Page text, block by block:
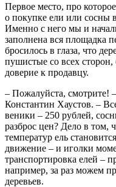
Первое место, про
о покупке ели или сосны
Именно с него мы и
заполнена вся площадка
бросилось в глаза, что
пушистые со всех
доверие к продавцу.
– Пожалуйста, смотрите!
Константин Хаустов. –
веники – 250 рублей,
разброс цен? Дело в том,
температур ель
движение – и иголки
транспортировка елей –
например, за раз можем
деревьев.